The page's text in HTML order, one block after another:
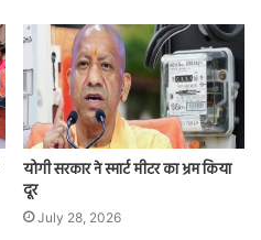
योगी सरकार ने स्मार्ट मीटर का भ्रम किया
दूर
July 28, 2026